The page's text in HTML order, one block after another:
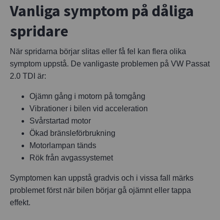
Vanliga symptom på dåliga
spridare
När spridarna börjar slitas eller få fel kan flera olika
symptom uppstå. De vanligaste problemen på VW Passat
2.0 TDI är:
Ojämn gång i motorn på tomgång
Vibrationer i bilen vid acceleration
Svårstartad motor
Ökad bränsleförbrukning
Motorlampan tänds
Rök från avgassystemet
Symptomen kan uppstå gradvis och i vissa fall märks
problemet först när bilen börjar gå ojämnt eller tappa
effekt.